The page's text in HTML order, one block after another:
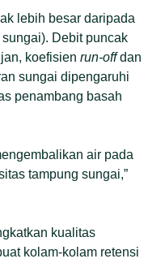
lebih besar daripada
Debit puncak
koefisienrun-offdan
sungai dipengaruhi
penambang basah
air pada
tampung sungai,”
kualitas
kolam-kolam retensi